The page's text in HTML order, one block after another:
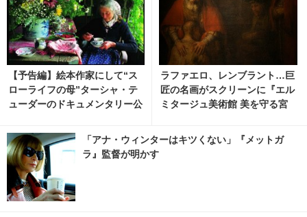
【予告編】絵本作家にして“ス
ローライフの母”ターシャ・テ
ューダーのドキュメンタリー公
ラファエロ、レンブラント…巨
匠の名画がスクリーンに『エル
ミタージュ美術館 美を守る宮
「アナ・ウィンターはキツくない」『メットガ
ラ』監督が明かす